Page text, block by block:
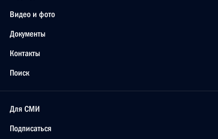
Видео и фото
Документы
Контакты
Поиск
Для СМИ
Подписаться